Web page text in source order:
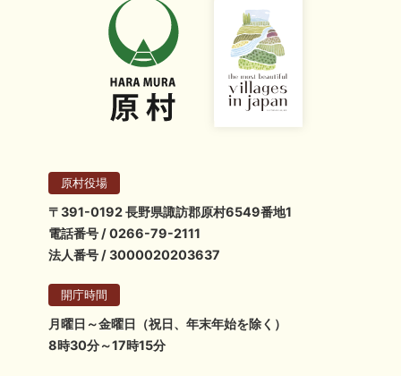
原村役場
〒391-0192 長野県諏訪郡原村6549番地1
電話番号 / 0266-79-2111
法人番号 / 3000020203637
開庁時間
月曜日～金曜日（祝日、年末年始を除く）
8時30分～17時15分